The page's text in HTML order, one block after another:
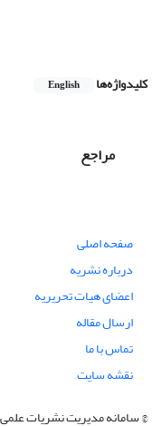
کلیدواژه‌ها English
مراجع
صفحه اصلی
درباره نشریه
اعضای هیات تحریریه
ارسال مقاله
تماس با ما
نقشه سایت
© سامانه مدیریت نشریات